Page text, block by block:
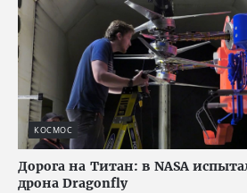
КОСМОС
Дорога на Титан: в NASA
дрона Dragonfly